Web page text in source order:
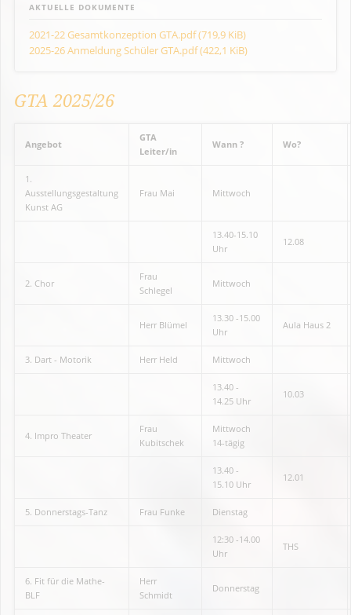
AKTUELLE DOKUMENTE
2021-22 Gesamtkonzeption GTA.pdf(719,9 KiB)
2025-26 Anmeldung Schüler GTA.pdf(422,1 KiB)
GTA 2025/26
Angebot
GTA
Leiter/in
Wann ? Wo?
1.
Ausstellungsgestaltung
Kunst AG
Frau Mai Mittwoch
13.40-15.10
Uhr
12.08
2. Chor
Frau
Schlegel
Mittwoch
Herr Blümel
13.30 -15.00
Uhr
Aula Haus 2
3. Dart - Motorik Herr Held Mittwoch
13.40 -
14.25 Uhr
10.03
4. Impro Theater
Frau
Kubitschek
Mittwoch
14-tägig
13.40 -
15.10 Uhr
12.01
5. Donnerstags-Tanz Frau Funke Dienstag
12:30 -14.00
Uhr
THS
6. Fit für die Mathe-
BLF
Herr
Schmidt
Donnerstag